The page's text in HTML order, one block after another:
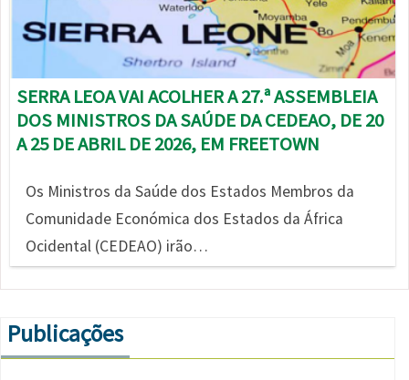
SERRA LEOA VAI ACOLHER A 27.ª ASSEMBLEIA
DOS MINISTROS DA SAÚDE DA CEDEAO, DE 20
A 25 DE ABRIL DE 2026, EM FREETOWN
Os Ministros da Saúde dos Estados Membros da
Comunidade Económica dos Estados da África
Ocidental (CEDEAO) irão…
Publicações